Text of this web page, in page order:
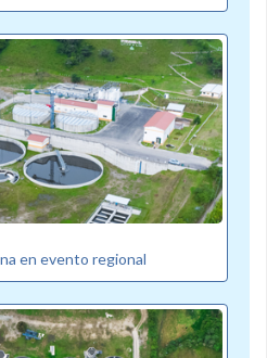
en evento regional